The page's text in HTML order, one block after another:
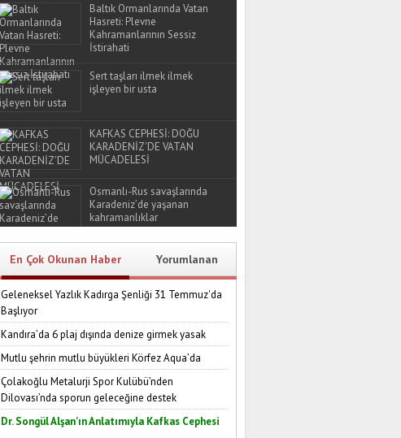
Baltık Ormanlarında Vatan
Hasreti: Plevne
Kahramanlarının Sessiz
İstirahati
Sert taşları ilmek ilmek
işleyen bir usta
KAFKAS CEPHESİ: DOĞU
KARADENİZ'DE VATAN
MÜCADELESİ
Osmanlı-Rus savaşlarında
Karadeniz’de yaşanan
kahramanlıklar
En Çok Okunan Haber Yorumlanan
Geleneksel Yazlık Kadırga Şenliği 31 Temmuz'da
Başlıyor
Kandıra’da 6 plaj dışında denize girmek yasak
Mutlu şehrin mutlu büyükleri Körfez Aqua’da
Çolakoğlu Metalurji Spor Kulübü’nden
Dilovası’nda sporun geleceğine destek
Dr. Songül Alşan’ın Anlatımıyla Kafkas Cephesi